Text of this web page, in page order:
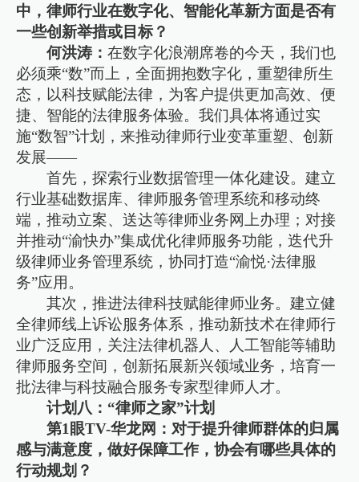
中，律师行业在数字化、智能化革新方面是否有
一些创新举措或目标？
何洪涛：在数字化浪潮席卷的今天，我们也
必须乘“数”而上，全面拥抱数字化，重塑律所生
态，以科技赋能法律，为客户提供更加高效、便
捷、智能的法律服务体验。我们具体将通过实
施“数智”计划，来推动律师行业变革重塑、创新
发展——
首先，探索行业数据管理一体化建设。建立
行业基础数据库、律师服务管理系统和移动终
端，推动立案、送达等律师业务网上办理；对接
并推动“渝快办”集成优化律师服务功能，迭代升
级律师业务管理系统，协同打造“渝悦·法律服
务”应用。
其次，推进法律科技赋能律师业务。建立健
全律师线上诉讼服务体系，推动新技术在律师行
业广泛应用，关注法律机器人、人工智能等辅助
律师服务空间，创新拓展新兴领域业务，培育一
批法律与科技融合服务专家型律师人才。
计划八：“律师之家”计划
第1眼TV-华龙网：对于提升律师群体的归属
感与满意度，做好保障工作，协会有哪些具体的
行动规划？